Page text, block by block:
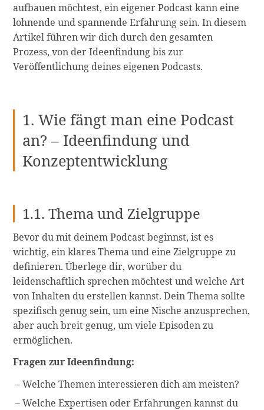
aufbauen möchtest, ein eigener Podcast kann eine
lohnende und spannende Erfahrung sein. In diesem
Artikel führen wir dich durch den gesamten
Prozess, von der Ideenfindung bis zur
Veröffentlichung deines eigenen Podcasts.
1. Wie fängt man eine Podcast
an? – Ideenfindung und
Konzeptentwicklung
1.1. Thema und Zielgruppe
Bevor du mit deinem Podcast beginnst, ist es
wichtig, ein klares Thema und eine Zielgruppe zu
definieren. Überlege dir, worüber du
leidenschaftlich sprechen möchtest und welche Art
von Inhalten du erstellen kannst. Dein Thema sollte
spezifisch genug sein, um eine Nische anzusprechen,
aber auch breit genug, um viele Episoden zu
ermöglichen.
Fragen zur Ideenfindung:
Welche Themen interessieren dich am meisten?
Welche Expertisen oder Erfahrungen kannst du